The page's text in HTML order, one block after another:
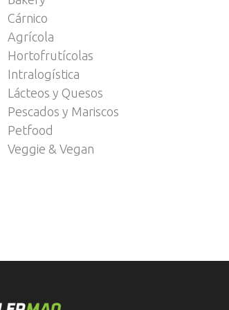
Cárnico
Agrícola
Hortofrutícolas
Intralogística
Lácteos y Quesos
Pescados y Mariscos
Petfood
Veggie & Vegan